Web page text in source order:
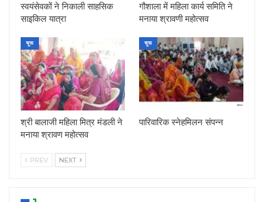
स्वयंसेवकों ने निकाली साहसिक
साइकिल यात्रा
गौशाला में महिला कार्य समिति ने
मनाया श्रावणी महोत्सव
चूरू
श्री बालाजी महिला मित्र मंडली ने
मनाया श्रावण महोत्सव
चूरू
पारिवारिक स्नेहमिलन संपन्न
PREV NEXT